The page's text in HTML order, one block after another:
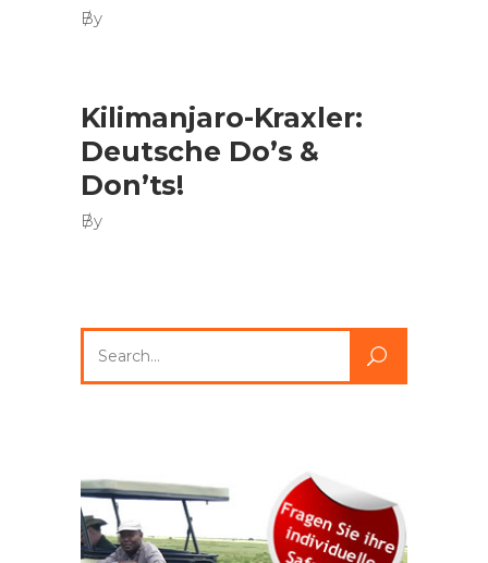
By
Kilimanjaro-Kraxler:
Deutsche Do’s &
Don’ts!
By
for: